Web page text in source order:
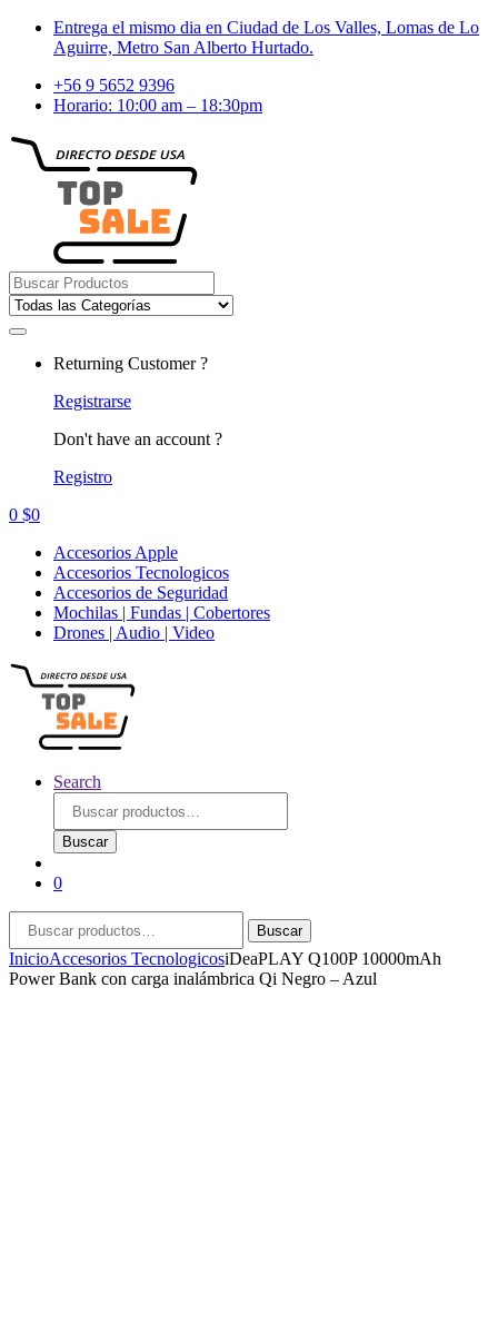
Skip
Skip
Entrega el mismo dia en Ciudad de Los Valles, Lomas de Lo
Aguirre, Metro San Alberto Hurtado.
+56 9 5652 9396
Horario: 10:00 am – 18:30pm
Search
for:
Returning Customer ?
Registrarse
Don't have an account ?
Registro
0 $0
Accesorios Apple
Accesorios Tecnologicos
Accesorios de Seguridad
Mochilas | Fundas | Cobertores
Drones | Audio | Video
Search
por:
Buscar
0
por:
Buscar
InicioAccesorios TecnologicosiDeaPLAY Q100P 10000mAh
Power Bank con carga inalámbrica Qi Negro – Azul